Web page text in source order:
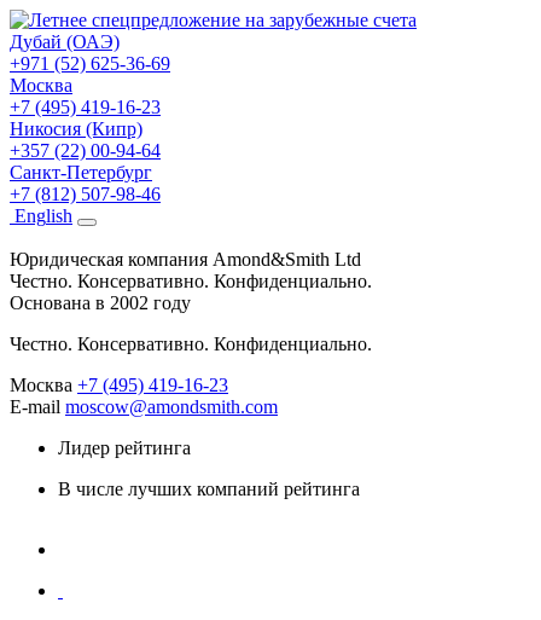
Дубай (ОАЭ)
+971 (52) 625-36-69
Москва
+7 (495) 419-16-23
Никосия (Кипр)
+357 (22) 00-94-64
Санкт-Петербург
+7 (812) 507-98-46
English
Юридическая компания Amond&Smith Ltd
Честно. Консервативно. Конфиденциально.
Основана в 2002 году
Честно. Консервативно. Конфиденциально.
Москва +7 (495) 419-16-23
E-mail moscow@amondsmith.com
Лидер рейтинга
В числе лучших компаний рейтинга